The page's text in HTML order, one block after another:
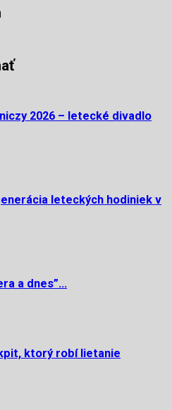
2026 – letecké divadlo
leteckých hodiniek v
a dnes”…
ktorý robí lietanie